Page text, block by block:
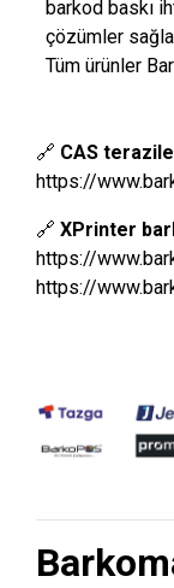
barkod baskı
çözümler
Tüm ürünler
🔗 CAS
https://
🔗 XPrinter
https://
https://